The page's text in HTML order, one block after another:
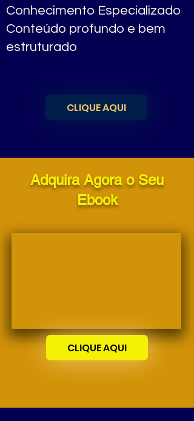
Conhecimento Especializado
Conteúdo profundo e bem
estruturado
CLIQUE AQUI
Adquira Agora o Seu
Ebook
CLIQUE AQUI